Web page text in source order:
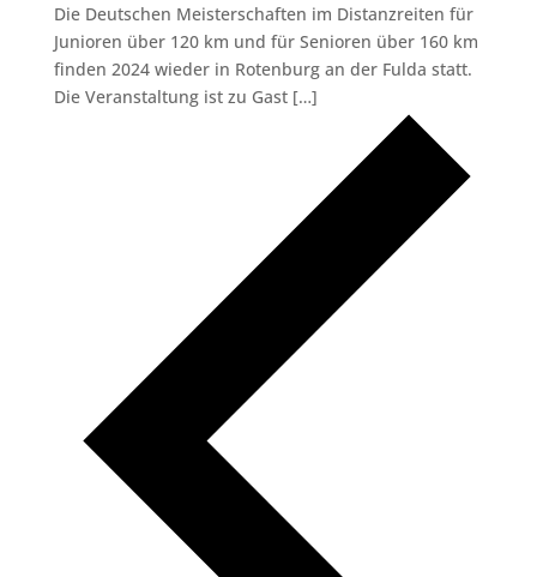
Die Deutschen Meisterschaften im Distanzreiten für
Junioren über 120 km und für Senioren über 160 km
finden 2024 wieder in Rotenburg an der Fulda statt.
Die Veranstaltung ist zu Gast […]